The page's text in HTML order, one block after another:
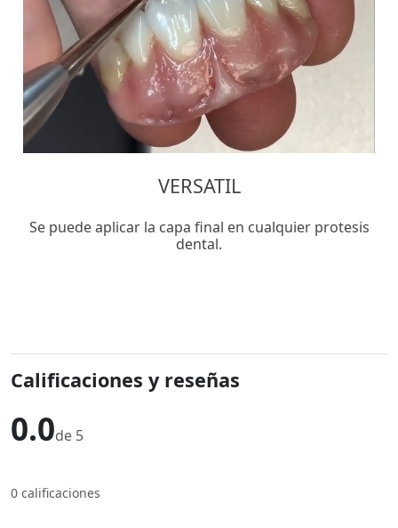
VERSATIL
Se puede aplicar la capa final en cualquier protesis
dental.
Calificaciones y reseñas
0.0de 5
0 calificaciones